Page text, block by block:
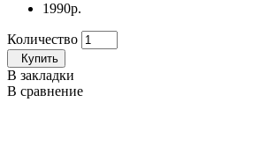
1990р.
Количество
Купить
В закладки
В сравнение